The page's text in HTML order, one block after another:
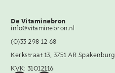
De Vitaminebron
info@vitaminebron.nl
(0)33 298 12 68
Kerkstraat 13, 3751 AR Spakenburg
KVK: 31012116